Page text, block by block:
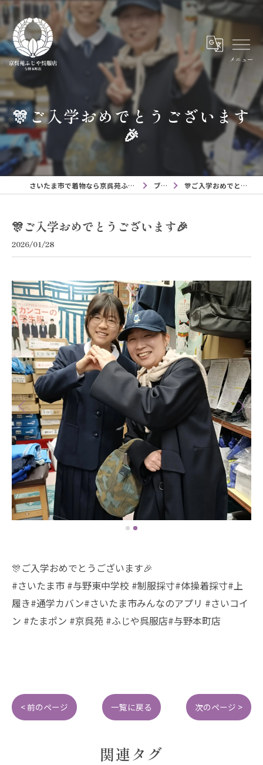
メニュー
🎊ご入学おめでとうございます
🎉
さいたま市で着物なら京呉苑ふじや呉服店与野本町店 ブログ 🎊ご入学おめでとうございます🎉
🎊ご入学おめでとうございます🎉
2026/01/28
🎊ご入学おめでとうございます🎉
#さいたま市 #与野東中学校 #制服採寸#体操着採寸#上
履き#通学カバン#さいたま市みんなのアプリ #さいコイ
ン #たまポン #京呉苑 #ふじや呉服店#与野本町店
< 前のページ 一覧に戻る 次のページ >
関連タグ